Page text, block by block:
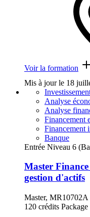
Voir la formation
Mis à jour le 18
Analyse
Analyse
Financement
Financement
Banque
Entrée Niveau 6
Master
gestion d'actifs
Master, MR10702A
120 crédits Package